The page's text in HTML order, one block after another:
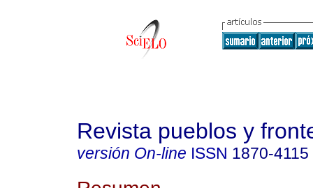
Revista pueblos y
versión On-line ISSN 1870-4115